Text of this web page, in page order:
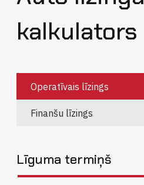
kalkulators
Operatīvais līzings
Finanšu līzings
Līguma termiņš